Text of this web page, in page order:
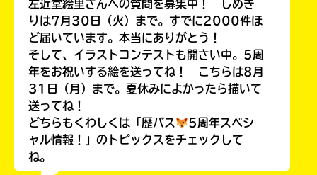
Loading ..
左近堂絵里さんへの質問を募集中！ しめき
りは7月30日（火）まで。すでに2000件ほ
ど届いています。本当にありがとう！
そして、イラストコンテストも開さい中。5周
年をお祝いする絵を送ってね！ こちらは8月
31日（月）まで。夏休みによかったら描いて
送ってね！
どちらもくわしくは「歴バス
5周年スペシ
ャル情報！」のトピックスをチェックして
ね。